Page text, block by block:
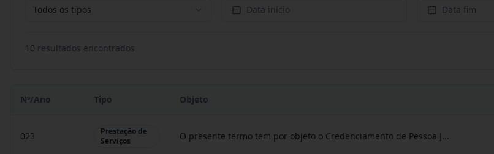
Todos os tipos Data início Data fim
10 resultados encontrados
Nº/Ano Tipo Objeto
023
Prestação de
Serviços
O presente termo tem por objeto o Credenciamento de Pessoa J...